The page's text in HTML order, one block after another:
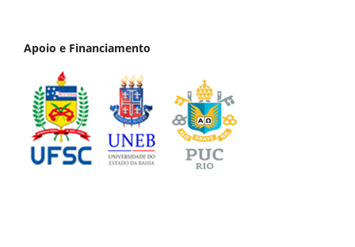
Apoio e Financiamento